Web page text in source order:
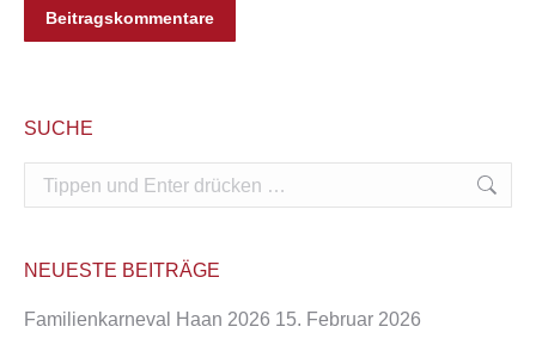
Beitragskommentare
SUCHE
Search:
NEUESTE BEITRÄGE
Familienkarneval Haan 2026 15. Februar 2026